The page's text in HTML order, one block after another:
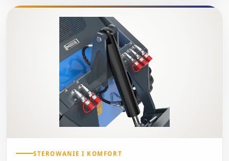
STEROWANIE I KOMFORT